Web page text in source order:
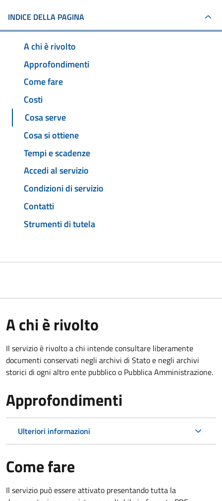
INDICE DELLA PAGINA
A chi è rivolto
Approfondimenti
Come fare
Costi
Cosa serve
Cosa si ottiene
Tempi e scadenze
Accedi al servizio
Condizioni di servizio
Contatti
Strumenti di tutela
A chi è rivolto
Il servizio è rivolto a chi intende consultare liberamente
documenti conservati negli archivi di Stato e negli archivi
storici di ogni altro ente pubblico o Pubblica Amministrazione.
Approfondimenti
Ulteriori informazioni
Come fare
Il servizio può essere attivato presentando tutta la